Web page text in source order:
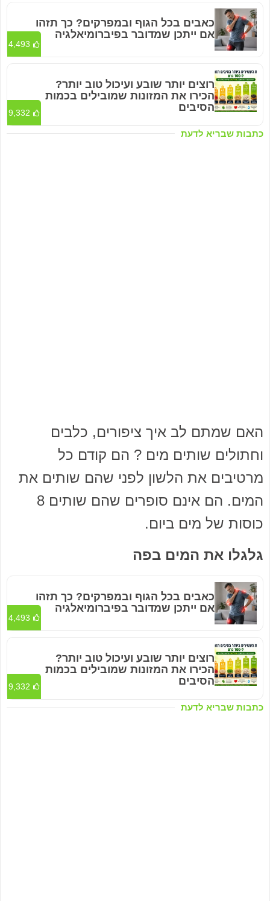
כתבות שבריא לדעת
כאבים בכל הגוף ובמפרקים? כך תזהו
אם ייתכן שמדובר בפיברומיאלגיה
4,493
רוצים יותר שובע ועיכול טוב יותר?
הכירו את המזונות שמובילים בכמות
הסיבים
9,332
האם שמתם לב איך ציפורים, כלבים
וחתולים שותים מים ? הם קודם כל
מרטיבים את הלשון לפני שהם שותים את
המים. הם אינם סופרים שהם שותים 8
כוסות של מים ביום.
גלגלו את המים בפה
כתבות שבריא לדעת
כאבים בכל הגוף ובמפרקים? כך תזהו
אם ייתכן שמדובר בפיברומיאלגיה
4,493
רוצים יותר שובע ועיכול טוב יותר?
הכירו את המזונות שמובילים בכמות
הסיבים
9,332